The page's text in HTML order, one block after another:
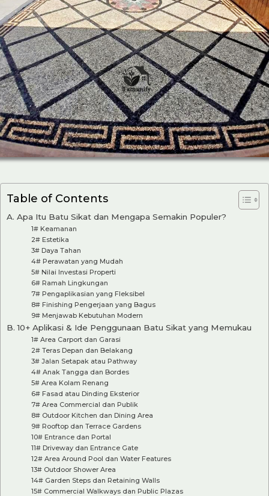
Table of Contents
A. Apa Itu Batu Sikat dan Mengapa Semakin Populer?
1# Keamanan
2# Estetika
3# Daya Tahan
4# Perawatan yang Mudah
5# Nilai Investasi Properti
6# Ramah Lingkungan
7# Pengaplikasian yang Fleksibel
8# Finishing Pengerjaan yang Bagus
9# Menjawab Kebutuhan Modern
B. 10+ Aplikasi & Ide Penggunaan Batu Sikat yang Memukau
1# Area Carport dan Garasi
2# Teras Depan dan Belakang
3# Jalan Setapak atau Pathway
4# Anak Tangga dan Bordes
5# Area Kolam Renang
6# Fasad atau Dinding Eksterior
7# Area Commercial dan Publik
8# Outdoor Kitchen dan Dining Area
9# Rooftop dan Terrace Gardens
10# Entrance dan Portal
11# Driveway dan Entrance Gate
12# Area Around Pool dan Water Features
13# Outdoor Shower Area
14# Garden Steps dan Retaining Walls
15# Commercial Walkways dan Public Plazas